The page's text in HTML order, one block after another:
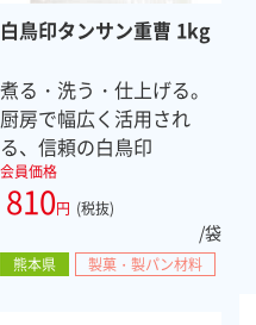
白鳥印タンサン重曹 1kg
煮る・洗う・仕上げる。
厨房で幅広く活用され
る、信頼の白鳥印
会員価格
810円 (税抜)
/袋
熊本県 製菓・製パン材料